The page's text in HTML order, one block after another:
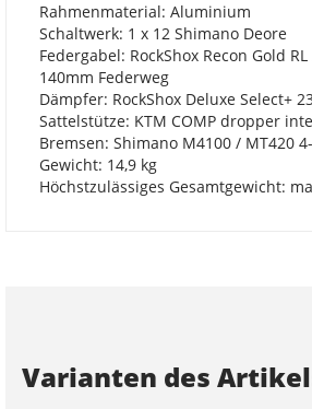
Rahmenmaterial: Aluminium
Schaltwerk: 1 x 12 Shimano Deore
Federgabel: RockShox Recon Gold
140mm Federweg
Dämpfer: RockShox Deluxe Select+
Sattelstütze: KTM COMP dropper
Bremsen: Shimano M4100 / MT420
Gewicht: 14,9 kg
Höchstzulässiges Gesamtgewicht:
Varianten des